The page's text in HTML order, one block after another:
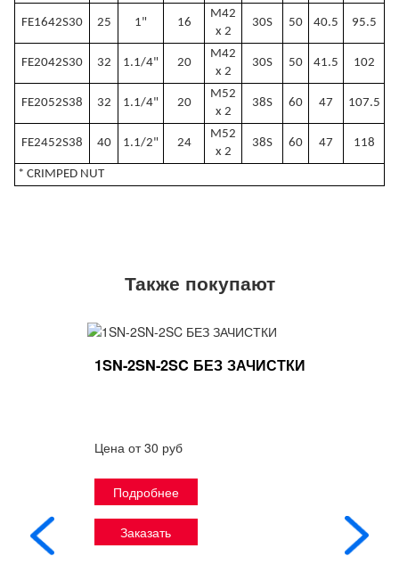
FE1642S30 25 1" 16
M42
x 2
30S 50 40.5 95.5
FE2042S30 32 1.1/4" 20
M42
x 2
30S 50 41.5 102
FE2052S38 32 1.1/4" 20
M52
x 2
38S 60 47 107.5
FE2452S38 40 1.1/2" 24
M52
x 2
38S 60 47 118
* CRIMPED NUT
Также покупают
1SN-2SN-2SC БЕЗ ЗАЧИСТКИ
Цена от 30 руб
Подробнее
Заказать